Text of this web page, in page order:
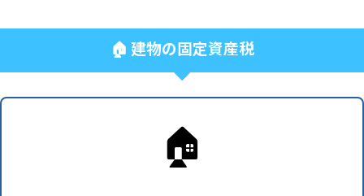
🏠 建物の固定資産税
🏠